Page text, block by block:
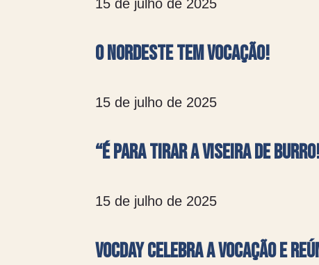
15 de julho de 2025
O Nordeste tem Vocação!
15 de julho de 2025
“É para tirar a viseira de
15 de julho de 2025
VocDay celebra a vocação e